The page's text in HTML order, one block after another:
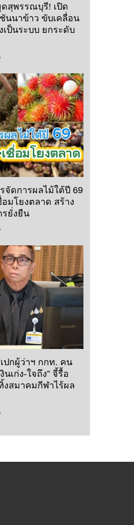
ดสุพรรณบุรี! เปิด
นนาข้าว ขับเคลื่อน
เป็นระบบ ยกระดับ
จัดการผลไม้ใต้ปี 69
มโยงตลาด สร้าง
รยั่งยืน
เปกผู้ว่าฯ กกท. คน
นเก่ง-ใจถึง” จี้รื้อ
งสมาคมกีฬาไร้ผล